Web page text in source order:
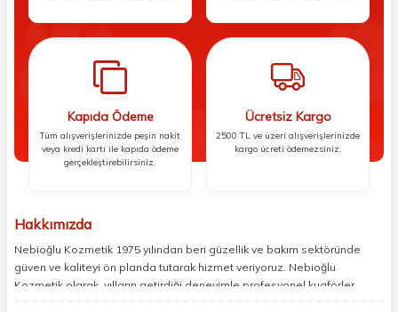
Kapıda Ödeme
Tüm alışverişlerinizde peşin nakit
veya kredi kartı ile kapıda ödeme
gerçekleştirebilirsiniz.
Ücretsiz Kargo
2500 TL ve üzeri alışverişlerinizde
kargo ücreti ödemezsiniz.
Hakkımızda
Nebioğlu Kozmetik 1975 yılından beri güzellik ve bakım sektöründe
güven ve kaliteyi ön planda tutarak hizmet veriyoruz. Nebioğlu
Kozmetik olarak, yılların getirdiği deneyimle profesyonel kuaförler,